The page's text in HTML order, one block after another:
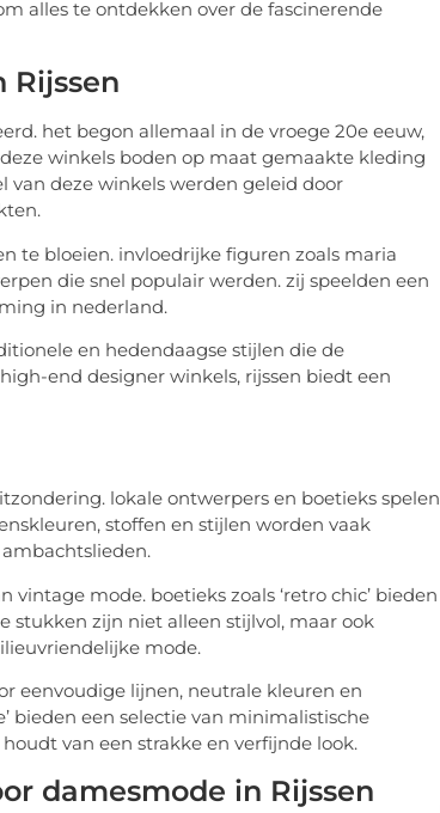
alles te ontdekken over de fascinerende
Rijssen
het begon allemaal in de vroege 20e eeuw,
winkels boden op maat gemaakte kleding
van deze winkels werden geleid door
te bloeien. invloedrijke figuren zoals maria
die snel populair werden. zij speelden een
in nederland.
en hedendaagse stijlen die de
end designer winkels, rijssen biedt een
lokale ontwerpers en boetieks spelen
stoffen en stijlen worden vaak
mode. boetieks zoals ‘retro chic’ bieden
stukken zijn niet alleen stijlvol, maar ook
mode.
eenvoudige lijnen, neutrale kleuren en
bieden een selectie van minimalistische
van een strakke en verfijnde look.
damesmode in Rijssen